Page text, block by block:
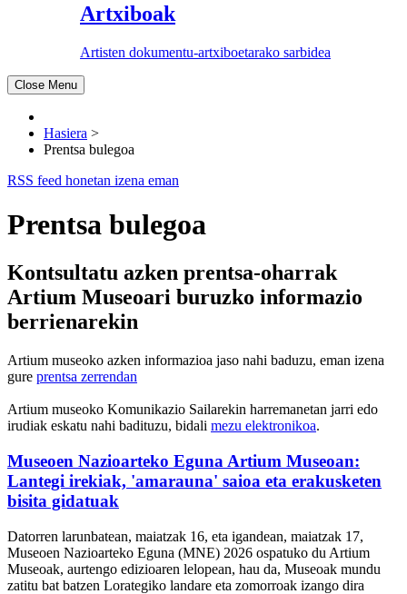
Artxiboak
Artisten dokumentu-artxiboetarako sarbidea
Close Menu
Hasiera >
Prentsa bulegoa
RSS feed honetan izena eman
Prentsa bulegoa
Kontsultatu azken prentsa-oharrak
Artium Museoari buruzko informazio
berrienarekin
Artium museoko azken informazioa jaso nahi baduzu, eman izena
gure prentsa zerrendan
Artium museoko Komunikazio Sailarekin harremanetan jarri edo
irudiak eskatu nahi badituzu, bidali mezu elektronikoa.
Museoen Nazioarteko Eguna Artium Museoan:
Lantegi irekiak, 'amarauna' saioa eta erakusketen
bisita gidatuak
Datorren larunbatean, maiatzak 16, eta igandean, maiatzak 17,
Museoen Nazioarteko Eguna (MNE) 2026 ospatuko du Artium
Museoak, aurtengo edizioaren lelopean, hau da, Museoak mundu
zatitu bat batzen Lorategiko landare eta zomorroak izango dira